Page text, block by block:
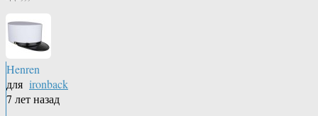
Henren
для ironback
7 лет назад